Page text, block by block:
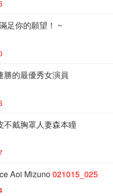
足你的願望！ ~
的最優秀女演員
不戴胸罩人妻森本瞳
Aoi Mizuno021015_025